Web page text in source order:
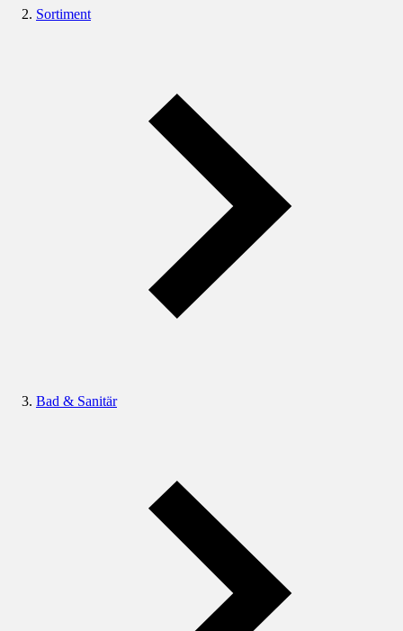
Sortiment
Bad & Sanitär